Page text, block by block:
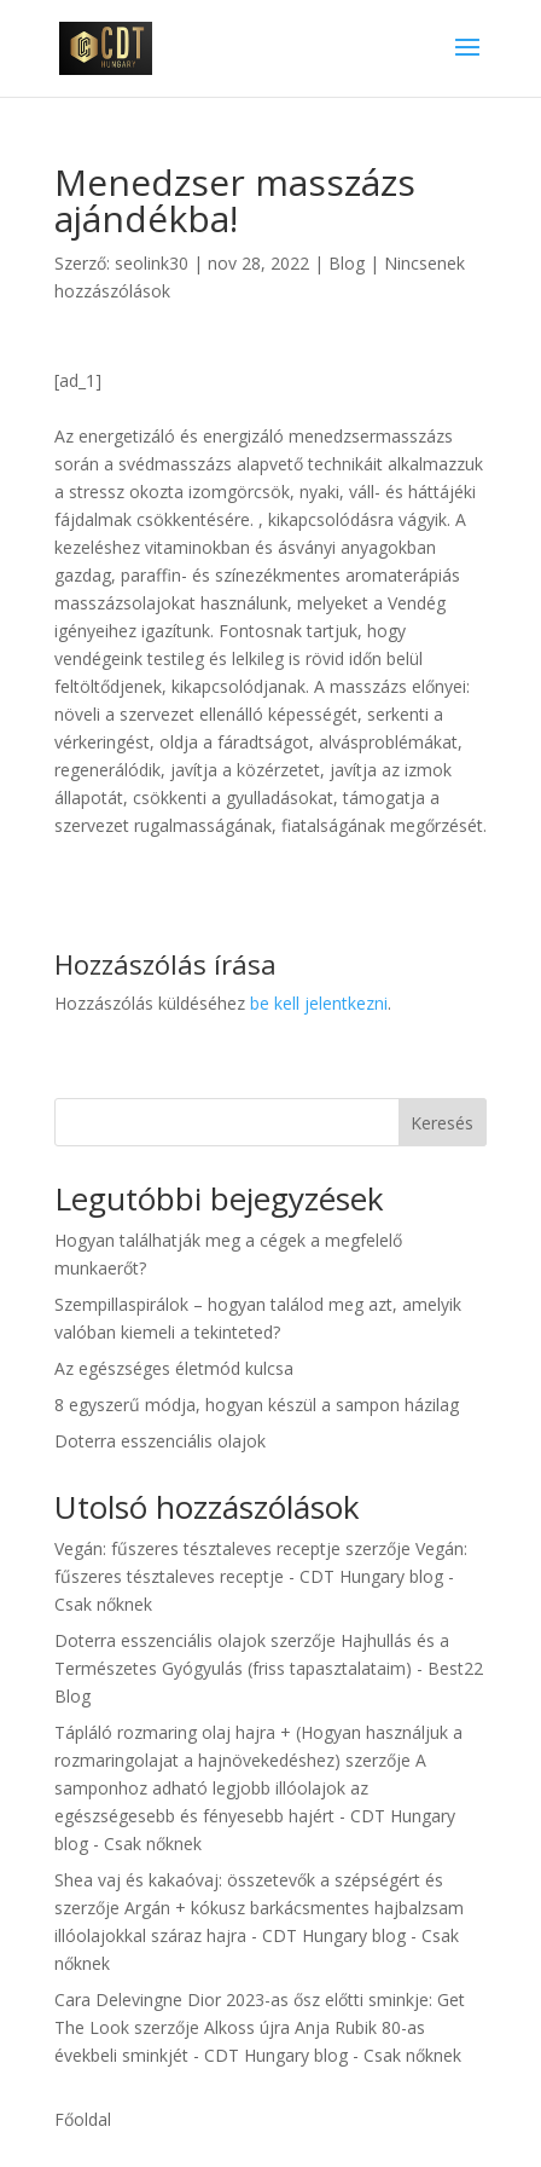
Menedzser masszázs
ajándékba!
Szerző: seolink30 | nov 28, 2022| Blog| Nincsenek
hozzászólások
[ad_1]
Az energetizáló és energizáló menedzsermasszázs
során a svédmasszázs alapvető technikáit alkalmazzuk
a stressz okozta izomgörcsök, nyaki, váll- és háttájéki
fájdalmak csökkentésére. , kikapcsolódásra vágyik. A
kezeléshez vitaminokban és ásványi anyagokban
gazdag, paraffin- és színezékmentes aromaterápiás
masszázsolajokat használunk, melyeket a Vendég
igényeihez igazítunk. Fontosnak tartjuk, hogy
vendégeink testileg és lelkileg is rövid időn belül
feltöltődjenek, kikapcsolódjanak. A masszázs előnyei:
növeli a szervezet ellenálló képességét, serkenti a
vérkeringést, oldja a fáradtságot, alvásproblémákat,
regenerálódik, javítja a közérzetet, javítja az izmok
állapotát, csökkenti a gyulladásokat, támogatja a
szervezet rugalmasságának, fiatalságának megőrzését.
Hozzászólás írása
Hozzászólás küldéséhez be kell jelentkezni.
Keresés
Legutóbbi bejegyzések
Hogyan találhatják meg a cégek a megfelelő
munkaerőt?
Szempillaspirálok – hogyan találod meg azt, amelyik
valóban kiemeli a tekinteted?
Az egészséges életmód kulcsa
8 egyszerű módja, hogyan készül a sampon házilag
Doterra esszenciális olajok
Utolsó hozzászólások
Vegán: fűszeres tésztaleves receptje szerzője Vegán:
fűszeres tésztaleves receptje - CDT Hungary blog -
Csak nőknek
Doterra esszenciális olajokszerzője Hajhullás és a
Természetes Gyógyulás (friss tapasztalataim) - Best22
Blog
Tápláló rozmaring olaj hajra + (Hogyan használjuk a
rozmaringolajat a hajnövekedéshez) szerzője A
samponhoz adható legjobb illóolajok az
egészségesebb és fényesebb hajért - CDT Hungary
blog - Csak nőknek
Shea vaj és kakaóvaj: összetevők a szépségért és
szerzője Argán + kókusz barkácsmentes hajbalzsam
illóolajokkal száraz hajra - CDT Hungary blog - Csak
nőknek
Cara Delevingne Dior 2023-as ősz előtti sminkje: Get
The Lookszerzője Alkoss újra Anja Rubik 80-as
évekbeli sminkjét - CDT Hungary blog - Csak nőknek
Főoldal